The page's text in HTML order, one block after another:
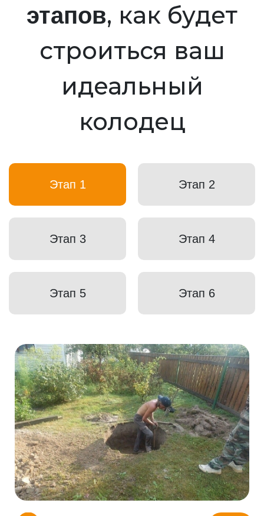
этапов, как будет
строиться ваш
идеальный
колодец
Этап 1 Этап 2
Этап 3 Этап 4
Этап 5 Этап 6